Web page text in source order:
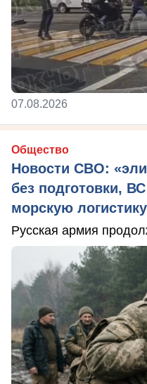
07.08.2026
Общество
Новости СВО:
без подготовки,
морскую логистику
Русская армия